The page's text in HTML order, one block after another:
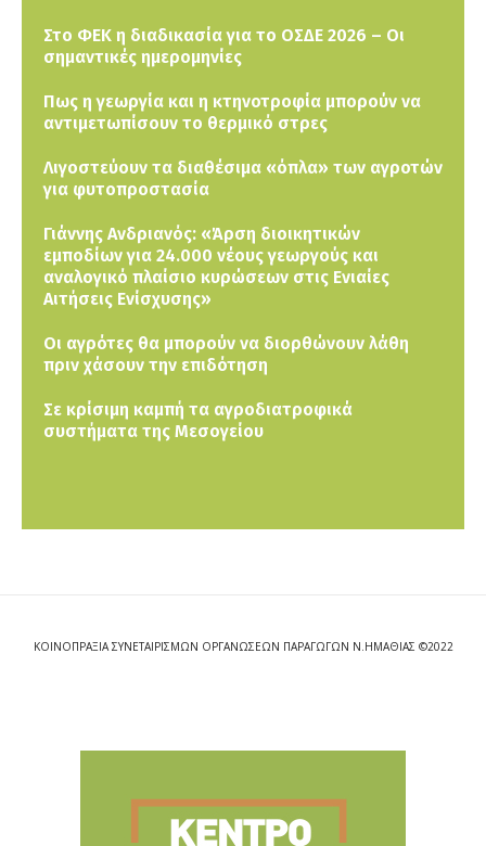
Στο ΦΕΚ η διαδικασία για το ΟΣΔΕ 2026 – Οι
σημαντικές ημερομηνίες
Πως η γεωργία και η κτηνοτροφία μπορούν να
αντιμετωπίσουν το θερμικό στρες
Λιγοστεύουν τα διαθέσιμα «όπλα» των αγροτών
για φυτοπροστασία
Γιάννης Ανδριανός: «Άρση διοικητικών
εμποδίων για 24.000 νέους γεωργούς και
αναλογικό πλαίσιο κυρώσεων στις Ενιαίες
Αιτήσεις Ενίσχυσης»
Οι αγρότες θα μπορούν να διορθώνουν λάθη
πριν χάσουν την επιδότηση
Σε κρίσιμη καμπή τα αγροδιατροφικά
συστήματα της Μεσογείου
ΚΟΙΝΟΠΡΑΞΙΑ ΣΥΝΕΤΑΙΡΙΣΜΩΝ ΟΡΓΑΝΩΣΕΩΝ ΠΑΡΑΓΩΓΩΝ Ν.ΗΜΑΘΙΑΣ ©2022